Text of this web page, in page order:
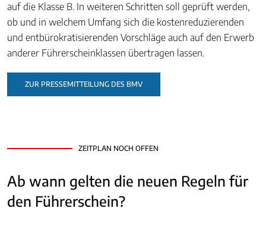
auf die Klasse B. In weiteren Schritten soll geprüft werden,
ob und in welchem Umfang sich die kostenreduzierenden
und entbürokratisierenden Vorschläge auch auf den Erwerb
anderer Führerscheinklassen übertragen lassen.
ZUR PRESSEMITTEILUNG DES BMV
ZEITPLAN NOCH OFFEN
Ab wann gelten die neuen Regeln für
den Führerschein?